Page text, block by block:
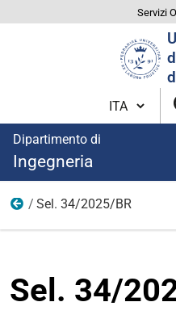
Servizi
Cambia
Dipartimento di
Ingegneria
2025
Sel. 34/2025/BR
Sel. 34/